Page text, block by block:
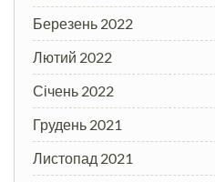
Березень 2022
Лютий 2022
Січень 2022
Грудень 2021
Листопад 2021